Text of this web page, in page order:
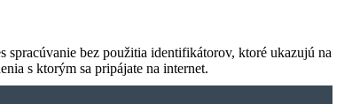
bez použitia identifikátorov, ktoré ukazujú na
s ktorým sa pripájate na internet.